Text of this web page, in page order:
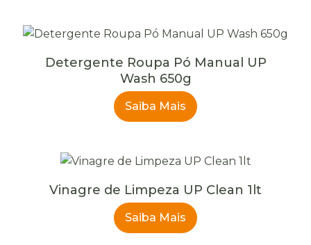
Detergente Roupa Pó Manual UP
Wash 650g
Saiba Mais
Vinagre de Limpeza UP Clean 1lt
Saiba Mais